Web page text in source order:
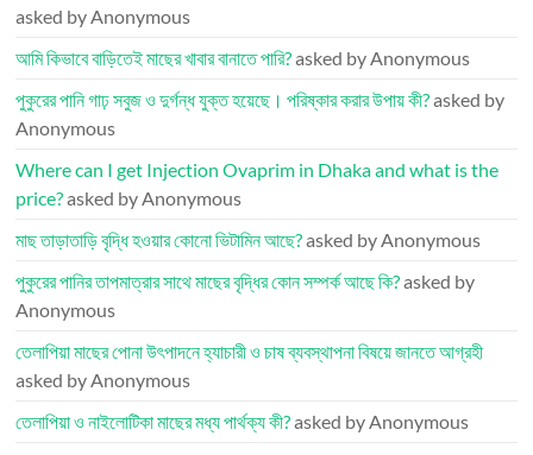
asked by Anonymous
আমি কিভাবে বাড়িতেই মাছের খাবার বানাতে পারি?asked by Anonymous
পুকুরের পানি গাঢ় সবুজ ও দুর্গন্ধ যুক্ত হয়েছে। পরিষ্কার করার উপায় কী?asked by
Anonymous
Where can I get Injection Ovaprim in Dhaka and what is the
price?asked by Anonymous
মাছ তাড়াতাড়ি বৃদ্ধি হওয়ার কোনো ভিটামিন আছে?asked by Anonymous
পুকুরের পানির তাপমাত্রার সাথে মাছের বৃদ্ধির কোন সম্পর্ক আছে কি?asked by
Anonymous
তেলাপিয়া মাছের পোনা উৎপাদনে হ্যাচারী ও চাষ ব্যবস্থাপনা বিষয়ে জানতে আগ্রহী
asked by Anonymous
তেলাপিয়া ও নাইলোটিকা মাছের মধ্য পার্থক্য কী?asked by Anonymous